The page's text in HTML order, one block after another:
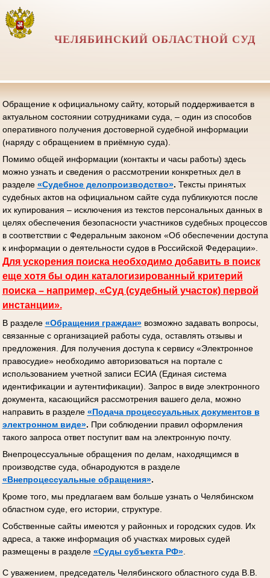
ЧЕЛЯБИНСКИЙ ОБЛАСТНОЙ СУД
Обращение к официальному сайту, который поддерживается в
актуальном состоянии сотрудниками суда, – один из способов
оперативного получения достоверной судебной информации
(наряду с обращением в приёмную суда).
Помимо общей информации (контакты и часы работы) здесь
можно узнать и сведения о рассмотрении конкретных дел в
разделе «Судебное делопроизводство». Тексты принятых
судебных актов на официальном сайте суда публикуются после
их купирования – исключения из текстов персональных данных в
целях обеспечения безопасности участников судебных процессов
в соответствии с Федеральным законом «Об обеспечении доступа
к информации о деятельности судов в Российской Федерации».
Для ускорения поиска необходимо добавить в поиск
еще хотя бы один каталогизированный критерий
поиска – например, «Суд (судебный участок) первой
инстанции».
В разделе «Обращения граждан»возможно задавать вопросы,
связанные с организацией работы суда, оставлять отзывы и
предложения. Для получения доступа к сервису «Электронное
правосудие» необходимо авторизоваться на портале с
использованием учетной записи ЕСИА (Единая система
идентификации и аутентификации). Запрос в виде электронного
документа, касающийся рассмотрения вашего дела, можно
направить в разделе «Подача процессуальных документов в
электронном виде». При соблюдении правил оформления
такого запроса ответ поступит вам на электронную почту.
Внепроцессуальные обращения по делам, находящимся в
производстве суда, обнародуются в разделе
«Внепроцессуальные обращения».
Кроме того, мы предлагаем вам больше узнать о Челябинском
областном суде, его истории, структуре.
Собственные сайты имеются у районных и городских судов. Их
адреса, а также информация об участках мировых судей
размещены в разделе «Суды субъекта РФ».
С уважением, председатель Челябинского областного суда В.В.